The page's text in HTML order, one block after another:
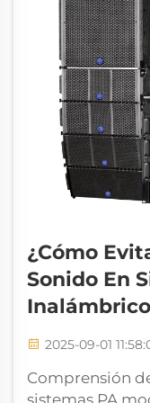
¿Cómo
Sonido En
2025-09-01
Comprensión